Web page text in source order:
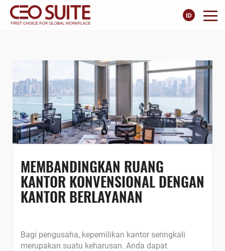
MEMBANDINGKAN RUANG
KANTOR KONVENSIONAL DENGAN
KANTOR BERLAYANAN
Bagi pengusaha, kepemilikan kantor seringkali
merupakan suatu keharusan. Anda dapat